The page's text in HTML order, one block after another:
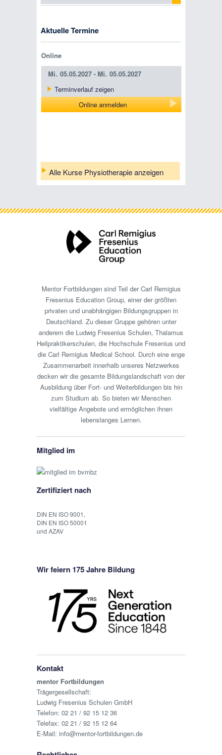
Aktuelle Termine
Online
Mi. 05.05.2027 - Mi. 05.05.2027
Terminverlauf zeigen
Online anmelden
Alle Kurse Physiotherapie anzeigen
Mentor Fortbildungen sind Teil der Carl Remigius
Fresenius Education Group, einer der größten
privaten und unabhängigen Bildungsgruppen in
Deutschland. Zu dieser Gruppe gehören unter
anderem die Ludwig Fresenius Schulen, Thalamus
Heilpraktikerschulen, die Hochschule Fresenius und
die Carl Remigius Medical School. Durch eine enge
Zusammenarbeit innerhalb unseres Netzwerkes
decken wir die gesamte Bildungslandschaft von der
Ausbildung über Fort- und Weiterbildungen bis hin
zum Studium ab. So bieten wir Menschen
vielfältige Angebote und ermöglichen ihnen
lebenslanges Lernen.
Mitglied im
Zertifiziert nach
DIN EN ISO 9001,
DIN EN ISO 50001
und AZAV
Wir feiern 175 Jahre Bildung
Kontakt
mentor Fortbildungen
Trägergesellschaft:
Ludwig Fresenius Schulen GmbH
Telefon: 02 21 / 92 15 12 36
Telefax: 02 21 / 92 15 12 64
E-Mail: info@mentor-fortbildungen.de